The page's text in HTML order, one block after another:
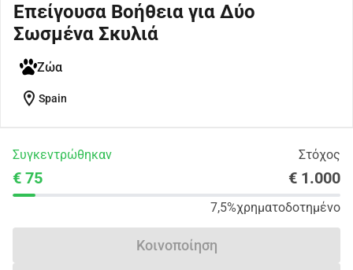
Επείγουσα Βοήθεια για Δύο
Σωσμένα Σκυλιά
Ζώα
location_on Spain
Συγκεντρώθηκαν Στόχος
€ 75 € 1.000
7,5%χρηματοδοτημένο
Κοινοποίηση